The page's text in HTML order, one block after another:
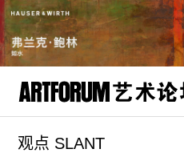
artguide
观点 SLANT